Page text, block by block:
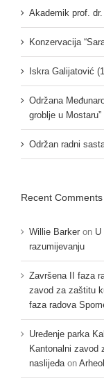
Akademik prof.
Konzervacija
Iskra Galijatović
Održana
groblje u Mostaru”
Održan radni
Recent Comments
Willie Barker on U
razumijevanju
Završena II faza
zavod za zaštitu
faza radova
Uređenje parka
Kantonalni zavod
naslijeđaon